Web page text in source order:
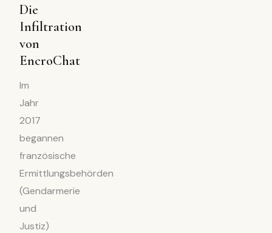
Die
Infiltration
von
EncroChat
Im
Jahr
2017
begannen
französische
Ermittlungsbehörden
(Gendarmerie
und
Justiz)